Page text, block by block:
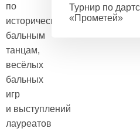
по
историческим
бальным
танцам,
весёлых
бальных
игр
и выступлений
лауреатов
Турнир по
«Прометей»